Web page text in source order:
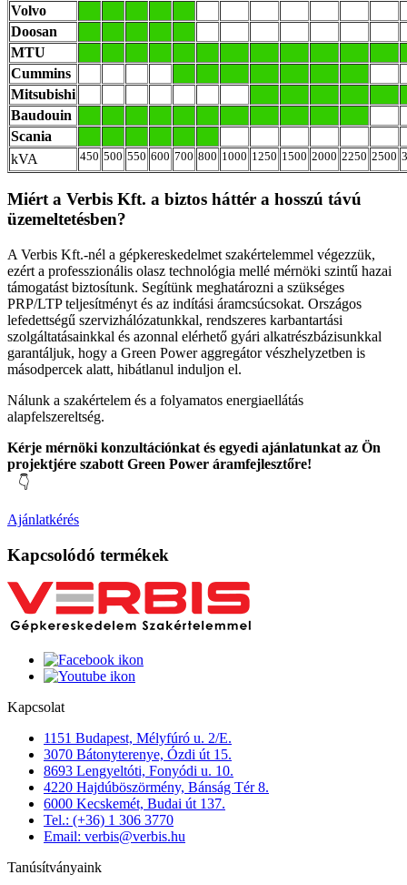
Volvo
Doosan
MTU
Cummins
Mitsubishi
Baudouin
Scania
kVA
450 500 550 600 700 800 1000 1250 1500 2000 2250 2500
Miért a Verbis Kft. a biztos háttér a hosszú távú
üzemeltetésben?
A Verbis Kft.-nél a gépkereskedelmet szakértelemmel végezzük,
ezért a professzionális olasz technológia mellé mérnöki szintű hazai
támogatást biztosítunk. Segítünk meghatározni a szükséges
PRP/LTP teljesítményt és az indítási áramcsúcsokat. Országos
lefedettségű szervizhálózatunkkal, rendszeres karbantartási
szolgáltatásainkkal és azonnal elérhető gyári alkatrészbázisunkkal
garantáljuk, hogy a Green Power aggregátor vészhelyzetben is
másodpercek alatt, hibátlanul induljon el.
Nálunk a szakértelem és a folyamatos energiaellátás
alapfelszereltség.
Kérje mérnöki konzultációnkat és egyedi ajánlatunkat az Ön
projektjére szabott Green Power áramfejlesztőre!
👇
Ajánlatkérés
Kapcsolódó termékek
Kapcsolat
1151 Budapest, Mélyfúró u. 2/E.
3070 Bátonyterenye, Ózdi út 15.
8693 Lengyeltóti, Fonyódi u. 10.
4220 Hajdúböszörmény, Bánság Tér 8.
6000 Kecskemét, Budai út 137.
Tel.: (+36) 1 306 3770
Email: verbis@verbis.hu
Tanúsítványaink